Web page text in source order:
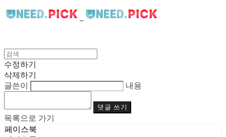
수정하기
삭제하기
글쓴이
내용
댓글 쓰기
목록으로 가기
페이스북